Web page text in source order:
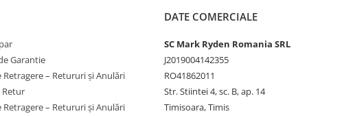
Garantie
Retragere – Retururi și Anulări
Retur
Retragere – Retururi și Anulări
DATE COMERCIALE
SC Mark Ryden Romania SRL
J2019004142355
RO41862011
Str. Stiintei 4, sc. B, ap. 14
Timisoara, Timis